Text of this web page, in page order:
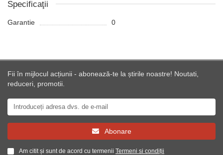
Specificaţii
Garantie 0
Fii în mijlocul acțiunii - abonează-te la știrile noastre! Noutati,
reduceri, promotii.
Abonare
Am citit și sunt de acord cu termenii Termeni si condiții